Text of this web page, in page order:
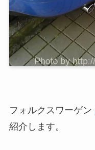
フォルクスワーゲン
紹介します。